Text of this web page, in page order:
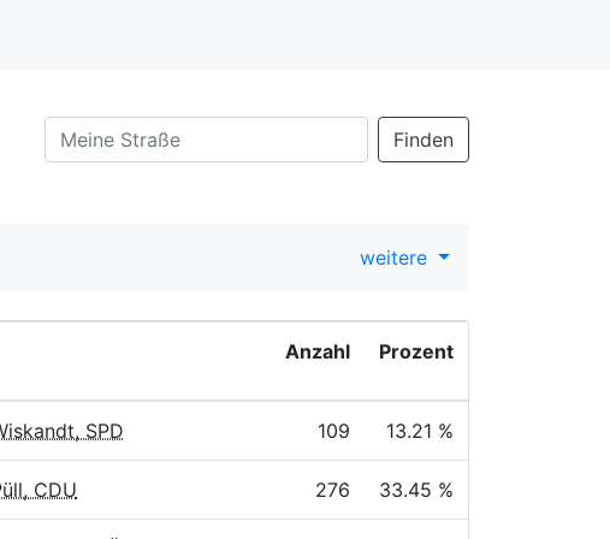
Finden
weitere
Anzahl Prozent
SPD 109 13.21 %
CDU 276 33.45 %